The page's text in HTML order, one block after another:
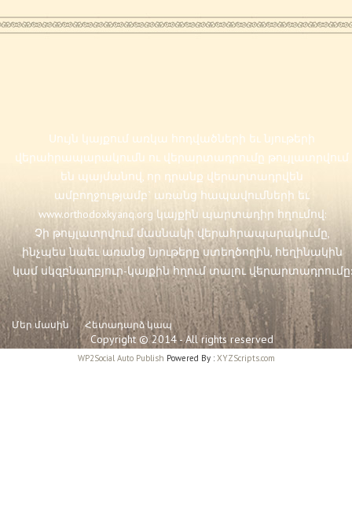
Սույն կայքում առկա հոդվածների եւ նյութերի
վերահրապարակումն ու վերարտադրումը թույլատրվում
են պայմանով, որ դրանք վերարտադրվեն
ամբողջությամբ` առանց հապավումների եւ
www.orthodoxkyanq.org կայքին պարտադիր հղումով:
Չի թույլատրվում մասնակի վերահրապարակումը,
ինչպես նաեւ առանց նյութերը ստեղծողին, հեղինակին
կամ սկզբնաղբյուր-կայքին հղում տալու վերարտադրումը:
Մեր մասին Հետադարձ կապ
Copyright © 2014 - All rights reserved
WP2Social Auto Publish Powered By :XYZScripts.com